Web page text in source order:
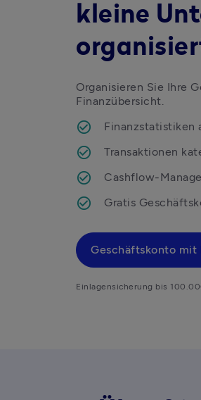
kleine
Organisieren Sie Ihre
Finanzübersicht.
Finanzstatistiken
Transaktionen
Cashflow-
Gratis
Geschäftskonto mit
Einlagensicherung bis